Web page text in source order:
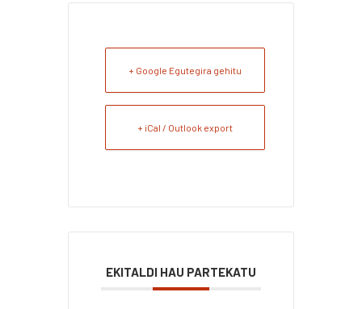
+ Google Egutegira gehitu
+ iCal / Outlook export
EKITALDI HAU PARTEKATU